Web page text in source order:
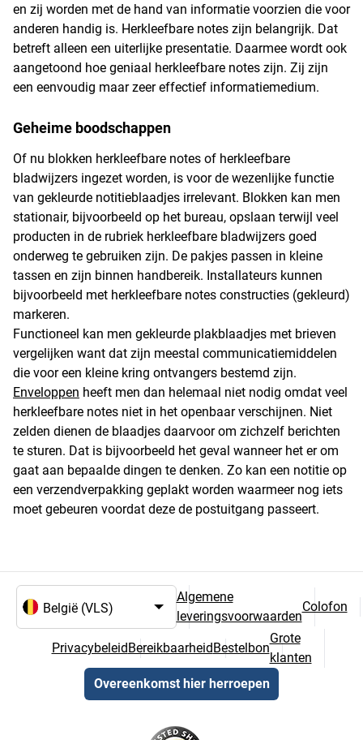
en zij worden met de hand van informatie voorzien die voor
anderen handig is. Herkleefbare notes zijn belangrijk. Dat
betreft alleen een uiterlijke presentatie. Daarmee wordt ook
aangetoond hoe geniaal herkleefbare notes zijn. Zij zijn
een eenvoudig maar zeer effectief informatiemedium.
Geheime boodschappen
Of nu blokken herkleefbare notes of herkleefbare
bladwijzers ingezet worden, is voor de wezenlijke functie
van gekleurde notitieblaadjes irrelevant. Blokken kan men
stationair, bijvoorbeeld op het bureau, opslaan terwijl veel
producten in de rubriek herkleefbare bladwijzers goed
onderweg te gebruiken zijn. De pakjes passen in kleine
tassen en zijn binnen handbereik. Installateurs kunnen
bijvoorbeeld met herkleefbare notes constructies (gekleurd)
markeren.
Functioneel kan men gekleurde plakblaadjes met brieven
vergelijken want dat zijn meestal communicatiemiddelen
die voor een kleine kring ontvangers bestemd zijn.
Enveloppen heeft men dan helemaal niet nodig omdat veel
herkleefbare notes niet in het openbaar verschijnen. Niet
zelden dienen de blaadjes daarvoor om zichzelf berichten
te sturen. Dat is bijvoorbeeld het geval wanneer het er om
gaat aan bepaalde dingen te denken. Zo kan een notitie op
een verzendverpakking geplakt worden waarmeer nog iets
moet gebeuren voordat deze de postuitgang passeert.
Algemene
leveringsvoorwaarden
Colofon
PrivacybeleidBereikbaarheidBestelbon
Grote
klanten
Overeenkomst hier herroepen